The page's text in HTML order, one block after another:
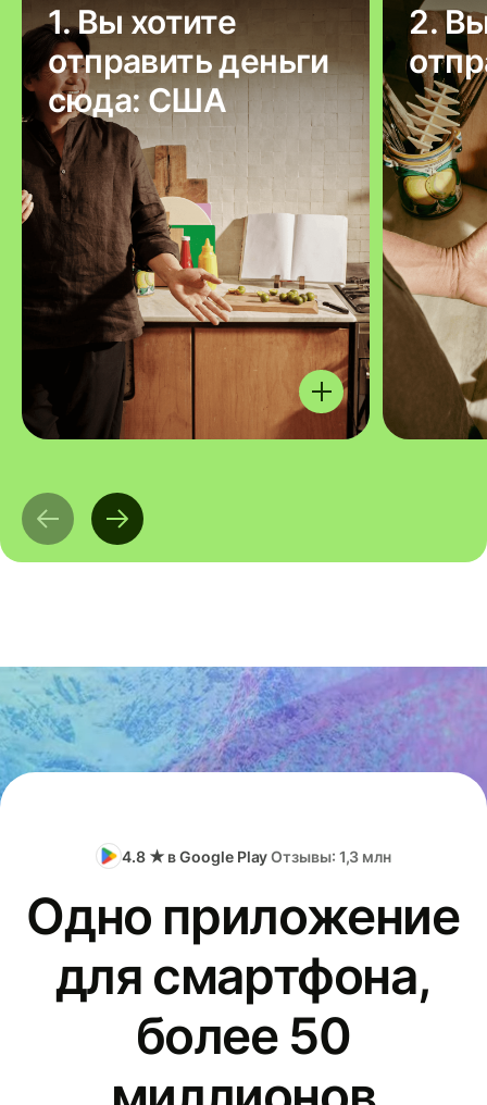
1. Вы хотите
отправить деньги
сюда: США
2.
4.8 ★ в Google PlayОтзывы: 1,3 млн
Одно приложение
для смартфона,
более 50